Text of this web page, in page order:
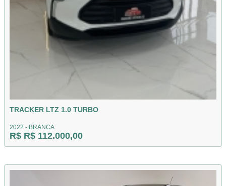
TRACKER LTZ 1.0 TURBO
2022 - BRANCA
R$ R$ 112.000,00